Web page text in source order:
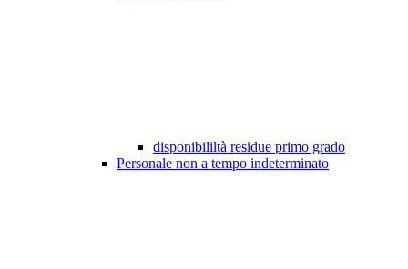
disponibililtà residue primo grado
Personale non a tempo indeterminato